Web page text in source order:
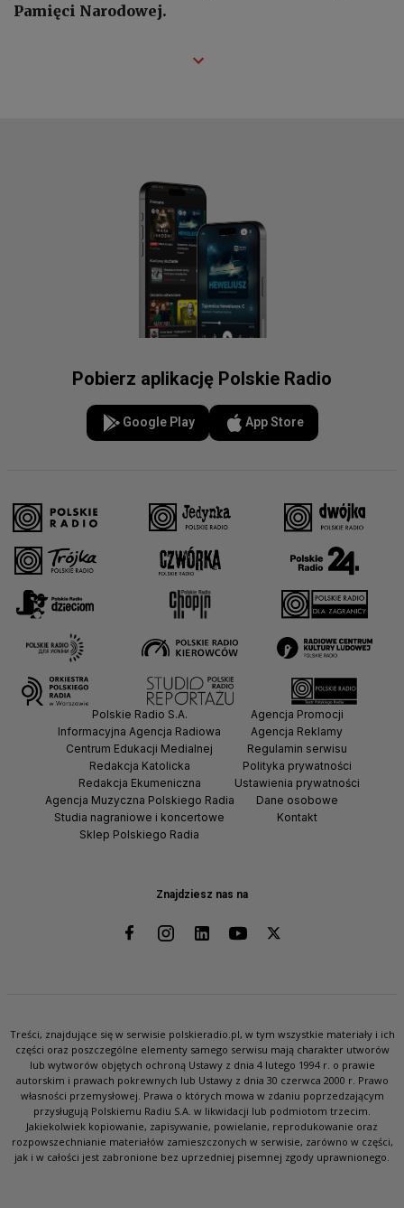
Pamięci Narodowej.
Pobierz aplikację Polskie Radio
Google Play App Store
Znajdziesz nas na
Polskie Radio S.A.
Informacyjna Agencja Radiowa
Centrum Edukacji Medialnej
Redakcja Katolicka
Redakcja Ekumeniczna
Agencja Muzyczna Polskiego Radia
Studia nagraniowe i koncertowe
Sklep Polskiego Radia
Agencja Promocji
Agencja Reklamy
Regulamin serwisu
Polityka prywatności
Ustawienia prywatności
Dane osobowe
Kontakt
Treści, znajdujące się w serwisie polskieradio.pl, w tym wszystkie materiały i ich
części oraz poszczególne elementy samego serwisu mają charakter utworów
lub wytworów objętych ochroną Ustawy z dnia 4 lutego 1994 r. o prawie
autorskim i prawach pokrewnych lub Ustawy z dnia 30 czerwca 2000 r. Prawo
własności przemysłowej. Prawa o których mowa w zdaniu poprzedzającym
przysługują Polskiemu Radiu S.A. w likwidacji lub podmiotom trzecim.
Jakiekolwiek kopiowanie, zapisywanie, powielanie, reprodukowanie oraz
rozpowszechnianie materiałów zamieszczonych w serwisie, zarówno w części,
jak i w całości jest zabronione bez uprzedniej pisemnej zgody uprawnionego.